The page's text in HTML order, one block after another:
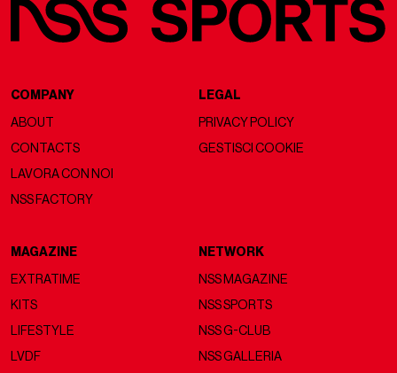
COMPANY
ABOUT
CONTACTS
LAVORA CON NOI
NSS FACTORY
LEGAL
PRIVACY POLICY
GESTISCI COOKIE
MAGAZINE
EXTRATIME
KITS
LIFESTYLE
LVDF
NETWORK
NSS MAGAZINE
NSS SPORTS
NSS G-CLUB
NSS GALLERIA